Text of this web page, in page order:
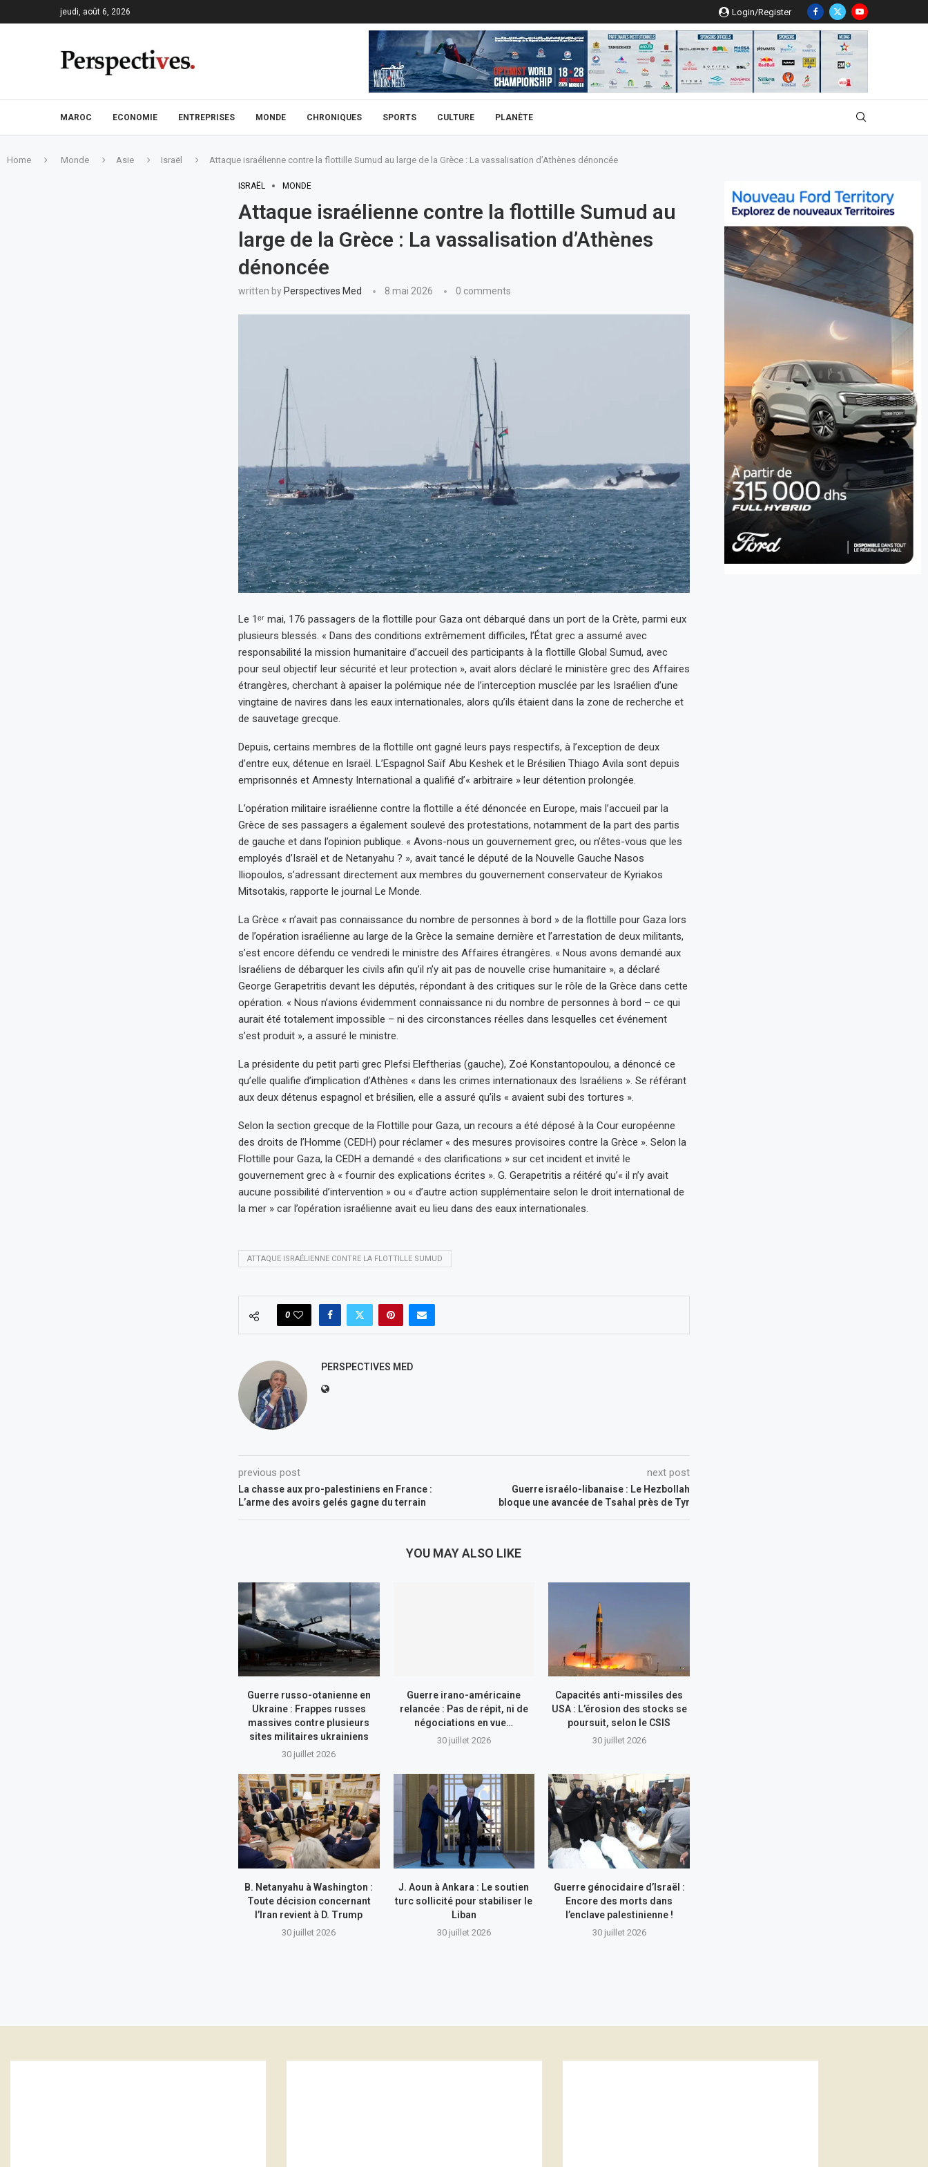
jeudi, août 6, 2026 Login/Register
MAROC ECONOMIE ENTREPRISES MONDE CHRONIQUES SPORTS CULTURE PLANÈTE
Home Monde Asie Israël Attaque israélienne contre la flottille Sumud au large de la Grèce : La vassalisation d’Athènes dénoncée
ISRAËL MONDE
Attaque israélienne contre la flottille Sumud au
large de la Grèce : La vassalisation d’Athènes
dénoncée
written by Perspectives Med 8 mai 2026 0 comments
Le 1ᵉʳ mai, 176 passagers de la flottille pour Gaza ont débarqué dans un port de la Crète, parmi eux
plusieurs blessés. « Dans des conditions extrêmement difficiles, l’État grec a assumé avec
responsabilité la mission humanitaire d’accueil des participants à la flottille Global Sumud, avec
pour seul objectif leur sécurité et leur protection », avait alors déclaré le ministère grec des Affaires
étrangères, cherchant à apaiser la polémique née de l’interception musclée par les Israélien d’une
vingtaine de navires dans les eaux internationales, alors qu’ils étaient dans la zone de recherche et
de sauvetage grecque.
Depuis, certains membres de la flottille ont gagné leurs pays respectifs, à l’exception de deux
d’entre eux, détenue en Israël. L’Espagnol Saïf Abu Keshek et le Brésilien Thiago Avila sont depuis
emprisonnés et Amnesty International a qualifié d’« arbitraire » leur détention prolongée.
L’opération militaire israélienne contre la flottille a été dénoncée en Europe, mais l’accueil par la
Grèce de ses passagers a également soulevé des protestations, notamment de la part des partis
de gauche et dans l’opinion publique. « Avons-nous un gouvernement grec, ou n’êtes-vous que les
employés d’Israël et de Netanyahu ? », avait tancé le député de la Nouvelle Gauche Nasos
Iliopoulos, s’adressant directement aux membres du gouvernement conservateur de Kyriakos
Mitsotakis, rapporte le journal Le Monde.
La Grèce « n’avait pas connaissance du nombre de personnes à bord » de la flottille pour Gaza lors
de l’opération israélienne au large de la Grèce la semaine dernière et l’arrestation de deux militants,
s’est encore défendu ce vendredi le ministre des Affaires étrangères. « Nous avons demandé aux
Israéliens de débarquer les civils afin qu’il n’y ait pas de nouvelle crise humanitaire », a déclaré
George Gerapetritis devant les députés, répondant à des critiques sur le rôle de la Grèce dans cette
opération. « Nous n’avions évidemment connaissance ni du nombre de personnes à bord – ce qui
aurait été totalement impossible – ni des circonstances réelles dans lesquelles cet événement
s’est produit », a assuré le ministre.
La présidente du petit parti grec Plefsi Eleftherias (gauche), Zoé Konstantopoulou, a dénoncé ce
qu’elle qualifie d’implication d’Athènes « dans les crimes internationaux des Israéliens ». Se référant
aux deux détenus espagnol et brésilien, elle a assuré qu’ils « avaient subi des tortures ».
Selon la section grecque de la Flottille pour Gaza, un recours a été déposé à la Cour européenne
des droits de l’Homme (CEDH) pour réclamer « des mesures provisoires contre la Grèce ». Selon la
Flottille pour Gaza, la CEDH a demandé « des clarifications » sur cet incident et invité le
gouvernement grec à « fournir des explications écrites ». G. Gerapetritis a réitéré qu’« il n’y avait
aucune possibilité d’intervention » ou « d’autre action supplémentaire selon le droit international de
la mer » car l’opération israélienne avait eu lieu dans des eaux internationales.
ATTAQUE ISRAÉLIENNE CONTRE LA FLOTTILLE SUMUD
0
PERSPECTIVES MED
previous post
La chasse aux pro-palestiniens en France :
L’arme des avoirs gelés gagne du terrain
next post
Guerre israélo-libanaise : Le Hezbollah
bloque une avancée de Tsahal près de Tyr
YOU MAY ALSO LIKE
Guerre russo-otanienne en
Ukraine : Frappes russes
massives contre plusieurs
sites militaires ukrainiens
30 juillet 2026
Guerre irano-américaine
relancée : Pas de répit, ni de
négociations en vue…
30 juillet 2026
Capacités anti-missiles des
USA : L’érosion des stocks se
poursuit, selon le CSIS
30 juillet 2026
B. Netanyahu à Washington :
Toute décision concernant
l’Iran revient à D. Trump
30 juillet 2026
J. Aoun à Ankara : Le soutien
turc sollicité pour stabiliser le
Liban
30 juillet 2026
Guerre génocidaire d’Israël :
Encore des morts dans
l’enclave palestinienne !
30 juillet 2026